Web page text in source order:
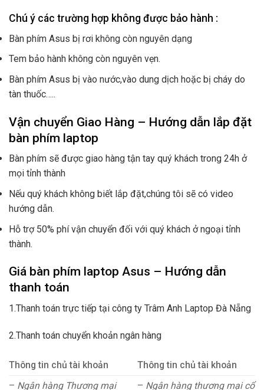
Chú ý các trường hợp không được bảo hành :
Bàn phím Asus bị rơi không còn nguyên dạng
Tem bảo hành không còn nguyên vẹn.
Bàn phím Asus bị vào nước,vào dung dịch hoặc bị cháy do
tàn thuốc…..
Vận chuyển Giao Hàng – Hướng dẫn lắp đặt
bàn phím laptop
Bàn phím sẽ được giao hàng tận tay quý khách trong 24h ở
mọi tỉnh thành
Nếu quý khách không biết lắp đặt,chúng tôi sẽ có video
hướng dẫn.
Hỗ trợ 50% phí vận chuyển đối với quý khách ở ngoại tỉnh
thành.
Giá bàn phím laptop Asus – Hướng dẫn
thanh toán
1.Thanh toán trực tiếp tại công ty Trâm Anh Laptop Đà Nẵng
2.Thanh toán chuyển khoản ngân hàng
Thông tin chủ tài khoản
Thông tin chủ tài khoản
– Ngân hàng Thương mại
– Ngân hàng thương mại cổ